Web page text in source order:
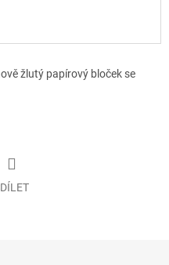
žlutý papírový bloček se